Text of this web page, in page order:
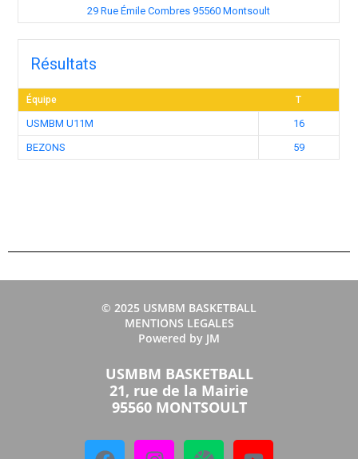
29 Rue Émile Combres 95560 Montsoult
Résultats
Équipe T
USMBM U11M
16
BEZONS
59
© 2025 USMBM BASKETBALL
MENTIONS LEGALES
Powered by JM
USMBM BASKETBALL
21, rue de la Mairie
95560 MONTSOULT